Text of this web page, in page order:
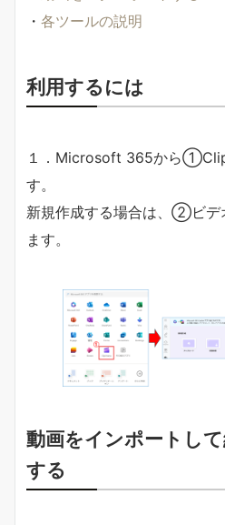
・ 各ツールの説明
利用するには
１．Microsoft 365から
す。
新規作成する場合は、②ビデ
ます。
動画をインポートし
する